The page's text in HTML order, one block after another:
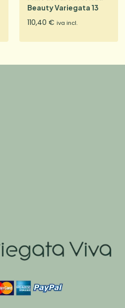
Beauty Variegata 13
110,40 € iva incl.